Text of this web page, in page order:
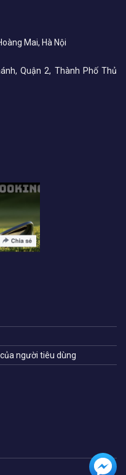
Mai, Hà Nội
Quận 2, Thành Phố Thủ
người tiêu dùng